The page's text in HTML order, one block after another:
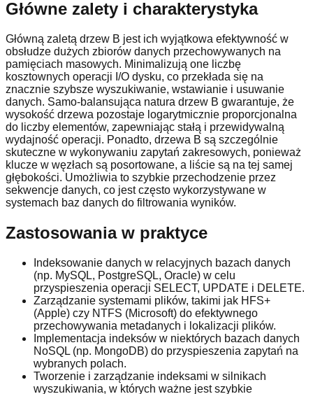
Główne zalety i charakterystyka
Główną zaletą drzew B jest ich wyjątkowa efektywność w
obsłudze dużych zbiorów danych przechowywanych na
pamięciach masowych. Minimalizują one liczbę
kosztownych operacji I/O dysku, co przekłada się na
znacznie szybsze wyszukiwanie, wstawianie i usuwanie
danych. Samo-balansująca natura drzew B gwarantuje, że
wysokość drzewa pozostaje logarytmicznie proporcjonalna
do liczby elementów, zapewniając stałą i przewidywalną
wydajność operacji. Ponadto, drzewa B są szczególnie
skuteczne w wykonywaniu zapytań zakresowych, ponieważ
klucze w węzłach są posortowane, a liście są na tej samej
głębokości. Umożliwia to szybkie przechodzenie przez
sekwencje danych, co jest często wykorzystywane w
systemach baz danych do filtrowania wyników.
Zastosowania w praktyce
Indeksowanie danych w relacyjnych bazach danych
(np. MySQL, PostgreSQL, Oracle) w celu
przyspieszenia operacji SELECT, UPDATE i DELETE.
Zarządzanie systemami plików, takimi jak HFS+
(Apple) czy NTFS (Microsoft) do efektywnego
przechowywania metadanych i lokalizacji plików.
Implementacja indeksów w niektórych bazach danych
NoSQL (np. MongoDB) do przyspieszenia zapytań na
wybranych polach.
Tworzenie i zarządzanie indeksami w silnikach
wyszukiwania, w których ważne jest szybkie